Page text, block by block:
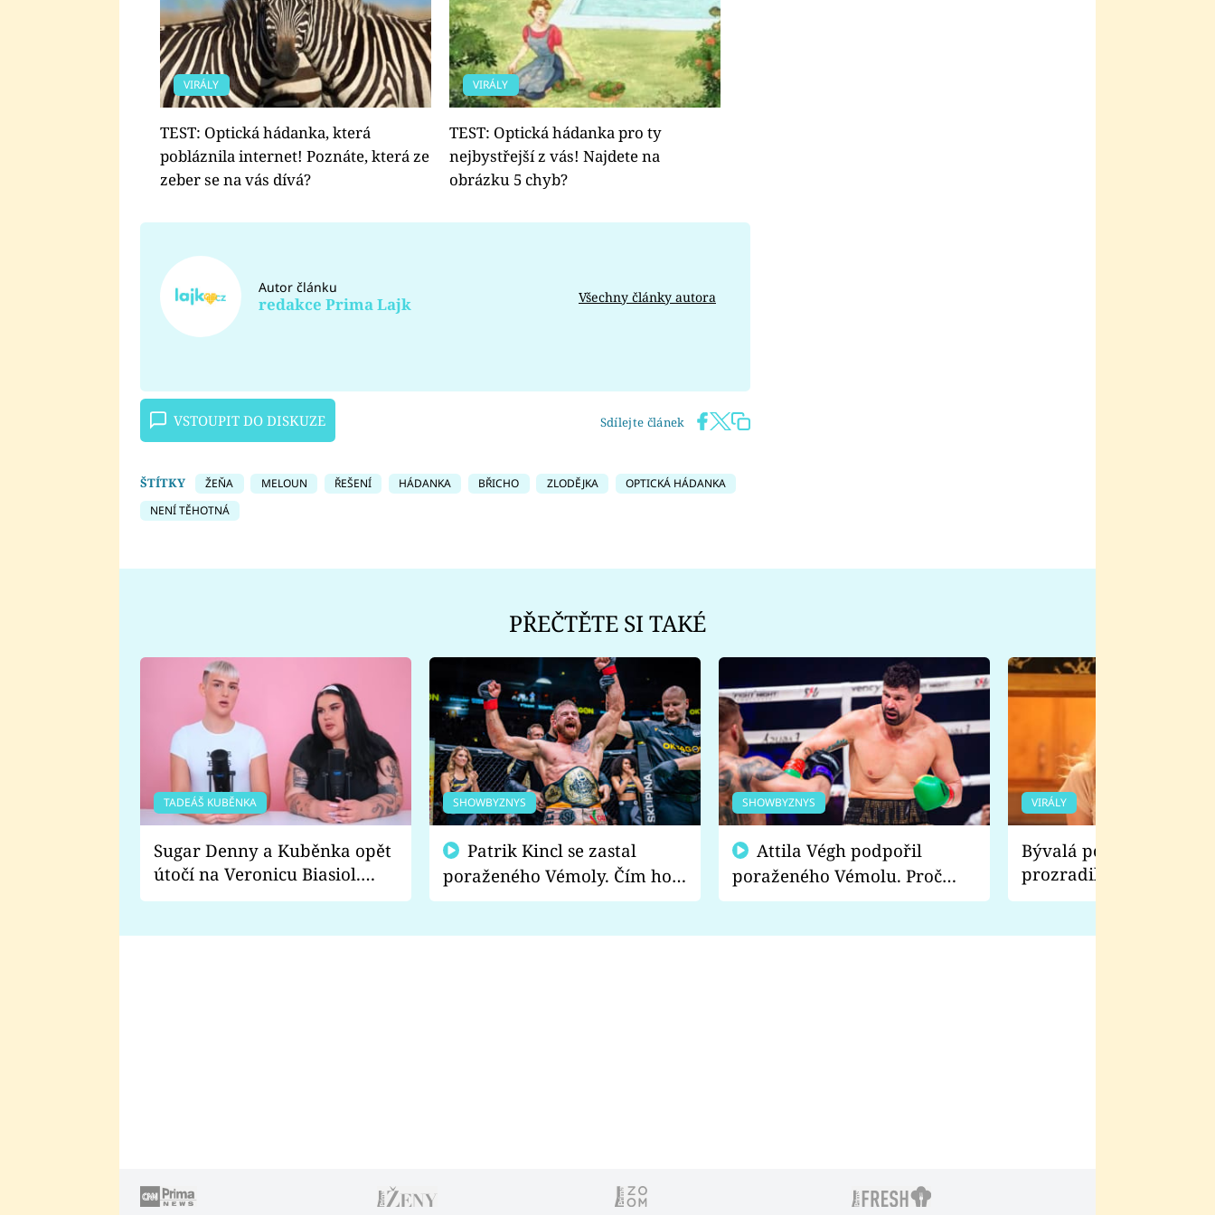
VIRÁLY
TEST: Optická hádanka, která
pobláznila internet! Poznáte, která ze
zeber se na vás dívá?
VIRÁLY
TEST: Optická hádanka pro ty
nejbystřejší z vás! Najdete na
obrázku 5 chyb?
Autor článku
redakce Prima Lajk Všechny články autora
VSTOUPIT DO DISKUZE Sdílejte článek
ŠTÍTKY ŽEŇA MELOUN ŘEŠENÍ HÁDANKA BŘICHO ZLODĚJKA
OPTICKÁ HÁDANKA
NENÍ TĚHOTNÁ
PŘEČTĚTE SI TAKÉ
TADEÁŠ KUBĚNKA
Sugar Denny a Kuběnka opět
útočí na Veronicu Biasiol.
Proč je podle nich falešná a
SHOWBYZNYS
poraženého Vémoly. Čím ho
fanoušci naštvali?
SHOWBYZNYS
poraženého Vémolu. Proč
chce raději zápasit s ním než
VIRÁLY
Bývalá pornoherečka
prozradila, co ji
natáčení Euforie.